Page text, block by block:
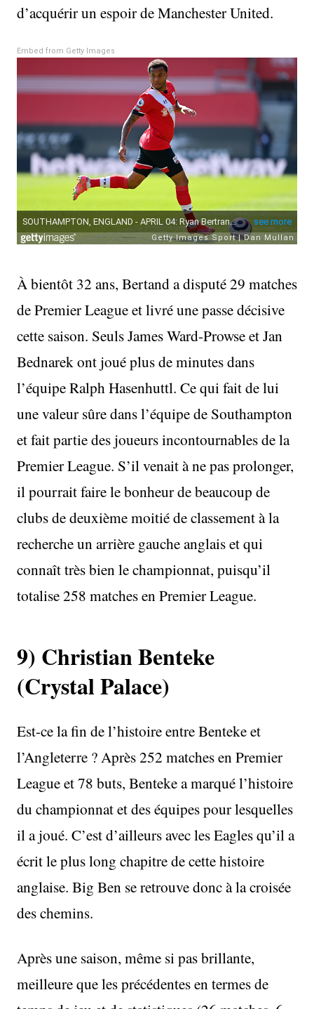
d’acquérir un espoir de Manchester United.
Embed from Getty Images
À bientôt 32 ans, Bertand a disputé 29 matches
de Premier League et livré une passe décisive
cette saison. Seuls James Ward-Prowse et Jan
Bednarek ont joué plus de minutes dans
l’équipe Ralph Hasenhuttl. Ce qui fait de lui
une valeur sûre dans l’équipe de Southampton
et fait partie des joueurs incontournables de la
Premier League. S’il venait à ne pas prolonger,
il pourrait faire le bonheur de beaucoup de
clubs de deuxième moitié de classement à la
recherche un arrière gauche anglais et qui
connaît très bien le championnat, puisqu’il
totalise 258 matches en Premier League.
9) Christian Benteke
(Crystal Palace)
Est-ce la fin de l’histoire entre Benteke et
l’Angleterre ? Après 252 matches en Premier
League et 78 buts, Benteke a marqué l’histoire
du championnat et des équipes pour lesquelles
il a joué. C’est d’ailleurs avec les Eagles qu’il a
écrit le plus long chapitre de cette histoire
anglaise. Big Ben se retrouve donc à la croisée
des chemins.
Après une saison, même si pas brillante,
meilleure que les précédentes en termes de